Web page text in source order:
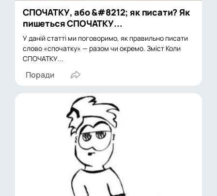
СПОЧАТКУ, або &#8212; як писати? Як
пишеться СПОЧАТКУ...
У даній статті ми поговоримо, як правильно писати
слово «спочатку» — разом чи окремо. Зміст Коли
СПОЧАТКУ...
Поради